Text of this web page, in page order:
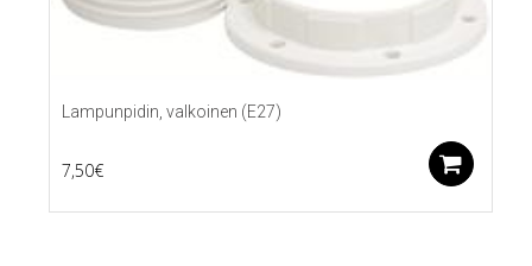
Lampunpidin, valkoinen (E27)
7,50€